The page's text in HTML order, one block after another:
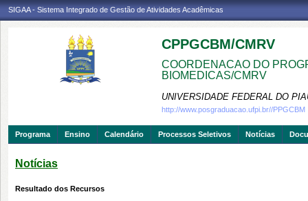
SIGAA - Sistema Integrado de Gestão de Atividades Acadêmicas
CPPGCBM/CMRV
COORDENACAO DO
BIOMEDICAS/CMRV
UNIVERSIDADE FEDERAL DO
http://www.posgraduacao.ufpi.br//PPGCBM
Programa Ensino Calendário Processos Seletivos Notícias
Notícias
Resultado dos Recursos